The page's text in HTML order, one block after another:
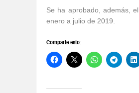
Se ha aprobado, además,
enero a julio de 2019.
Comparte esto: